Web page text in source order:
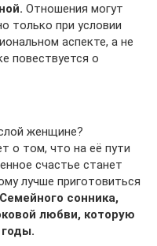
Отношения могут
только при условии
аспекте, а не
повествуется о
женщине?
о том, что на её пути
счастье станет
лучше приготовиться
сонника,
любви, которую